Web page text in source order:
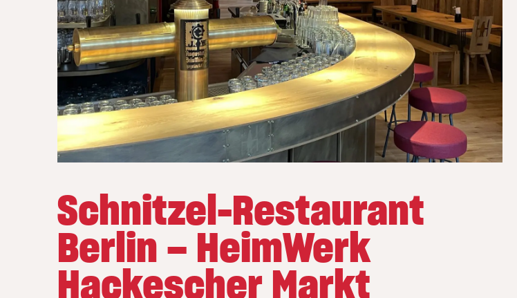
Schnitzel-Restaurant
Berlin – HeimWerk
Hackescher Markt